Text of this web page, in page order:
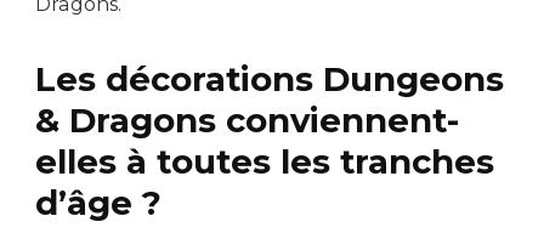
Dragons.
Les décorations Dungeons
& Dragons conviennent-
elles à toutes les tranches
d’âge ?